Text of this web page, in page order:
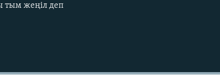
тым жеңіл деп